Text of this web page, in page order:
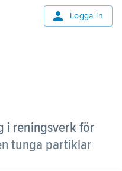
Logga in
i reningsverk för
tunga partiklar